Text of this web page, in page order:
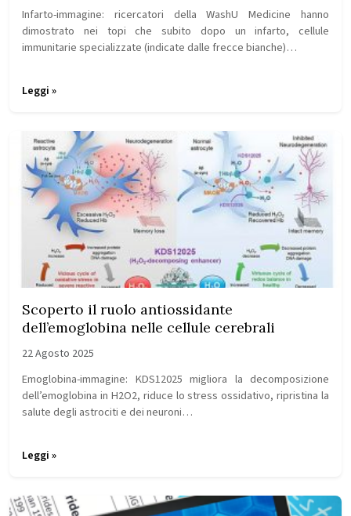
Infarto-immagine: ricercatori della WashU Medicine hanno
dimostrato nei topi che subito dopo un infarto, cellule
immunitarie specializzate (indicate dalle frecce bianche)…
Leggi »
Scoperto il ruolo antiossidante
dell’emoglobina nelle cellule cerebrali
22 Agosto 2025
Emoglobina-immagine: KDS12025 migliora la decomposizione
dell’emoglobina in H2O2, riduce lo stress ossidativo, ripristina la
salute degli astrociti e dei neuroni…
Leggi »